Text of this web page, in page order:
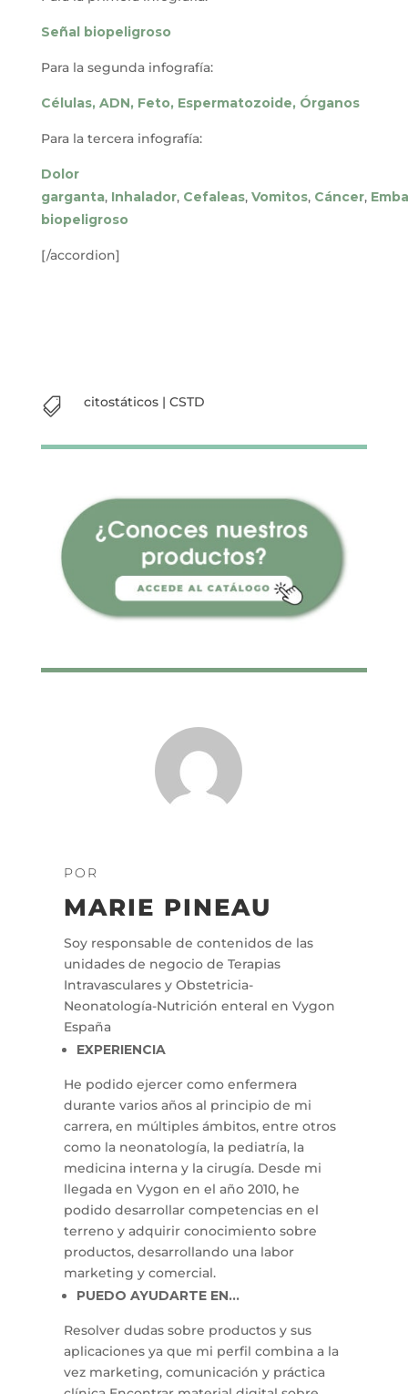
Señal biopeligroso
Para la segunda infografía:
Células, ADN, Feto, Espermatozoide, Órganos
Para la tercera infografía:
Dolor
garganta, Inhalador, Cefaleas, Vomitos, Cáncer,
biopeligroso
[/accordion]
 citostáticos| CSTD
POR
MARIE PINEAU
Soy responsable de contenidos de las
unidades de negocio de Terapias
Intravasculares y Obstetricia-
Neonatología-Nutrición enteral en Vygon
España
EXPERIENCIA
He podido ejercer como enfermera
durante varios años al principio de mi
carrera, en múltiples ámbitos, entre otros
como la neonatología, la pediatría, la
medicina interna y la cirugía. Desde mi
llegada en Vygon en el año 2010, he
podido desarrollar competencias en el
terreno y adquirir conocimiento sobre
productos, desarrollando una labor
marketing y comercial.
PUEDO AYUDARTE EN…
Resolver dudas sobre productos y sus
aplicaciones ya que mi perfil combina a la
vez marketing, comunicación y práctica